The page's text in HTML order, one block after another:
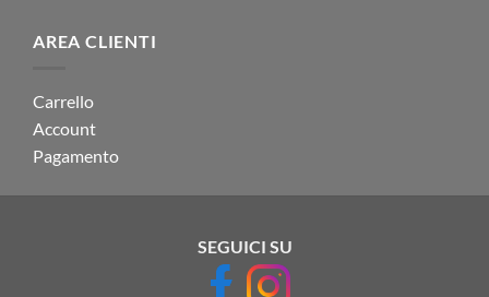
AREA CLIENTI
Carrello
Account
Pagamento
SEGUICI SU